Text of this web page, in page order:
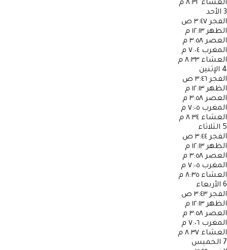
العشاء ٨:٣٢ م
3 الأحد
الفجر ٣:٤٧ ص
الظهر ١٢:١٣ م
العصر ٣:٥٨ م
المغرب ٧:٠٤ م
العشاء ٨:٣٣ م
4 الإثنين
الفجر ٣:٤٦ ص
الظهر ١٢:١٣ م
العصر ٣:٥٨ م
المغرب ٧:٠٥ م
العشاء ٨:٣٤ م
5 الثلاثاء
الفجر ٣:٤٤ ص
الظهر ١٢:١٣ م
العصر ٣:٥٨ م
المغرب ٧:٠٥ م
العشاء ٨:٣٥ م
6 الأربعاء
الفجر ٣:٤٣ ص
الظهر ١٢:١٣ م
العصر ٣:٥٨ م
المغرب ٧:٠٦ م
العشاء ٨:٣٧ م
7 الخميس